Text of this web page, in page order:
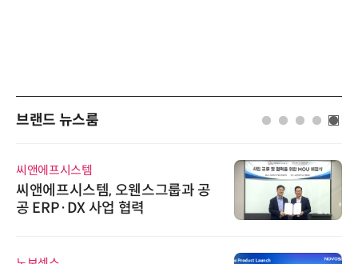
브랜드 뉴스룸
씨앤에프시스템
씨앤에프시스템, 오웬스그룹과 공
공 ERP·DX 사업 협력